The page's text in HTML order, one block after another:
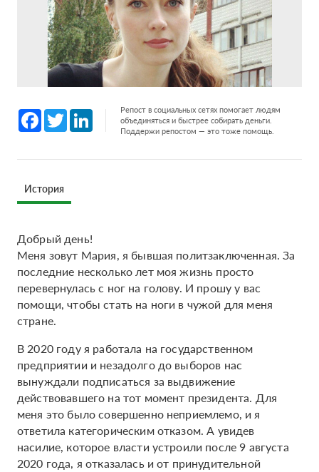
Facebook
Twitter LinkedInРепост в социальных сетях помогает людям
объединяться и быстрее собирать деньги.
Поддержи репостом — это тоже помощь.
История
Добрый день!
Меня зовут Мария, я бывшая политзаключенная. За
последние несколько лет моя жизнь просто
перевернулась с ног на голову. И прошу у вас
помощи, чтобы стать на ноги в чужой для меня
стране.
В 2020 году я работала на государственном
предприятии и незадолго до выборов нас
вынуждали подписаться за выдвижение
действовавшего на тот момент президента. Для
меня это было совершенно неприемлемо, и я
ответила категорическим отказом. А увидев
насилие, которое власти устроили после 9 августа
2020 года, я отказалась и от принудительной